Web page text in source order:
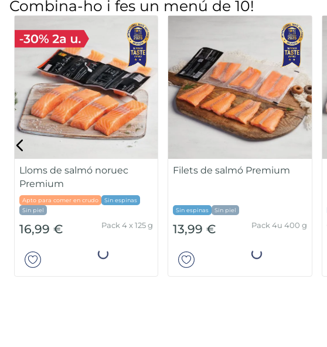
Combina-ho i fes un menú de 10!
Lloms de salmó noruec
Premium
Apto para comer en crudo
Sin espinas
Sin piel
16,99 € Pack 4 x 125 g
Filets de salmó Premium
Sin espinas Sin piel
13,99 € Pack 4u 400 g